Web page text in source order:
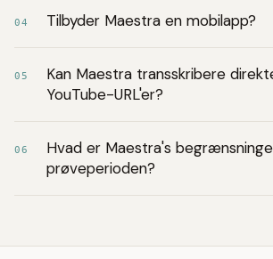
04 Tilbyder Maestra en mobilapp?
05
Kan Maestra transskribere
YouTube-URL'er?
06
Hvad er Maestra's
prøveperioden?